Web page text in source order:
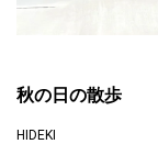
秋の日の散歩
HIDEKI